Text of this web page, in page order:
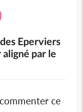
Eperviers
par le
ce